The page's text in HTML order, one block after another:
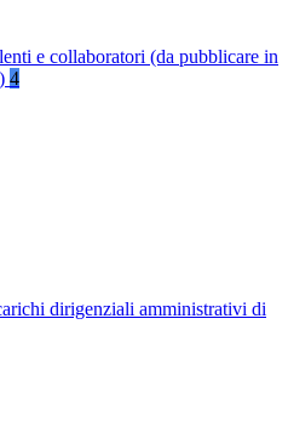
e collaboratori (da pubblicare in
4
dirigenziali amministrativi di